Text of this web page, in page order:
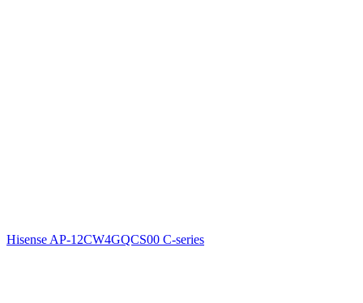
Hisense AP-12CW4GQCS00 C-series